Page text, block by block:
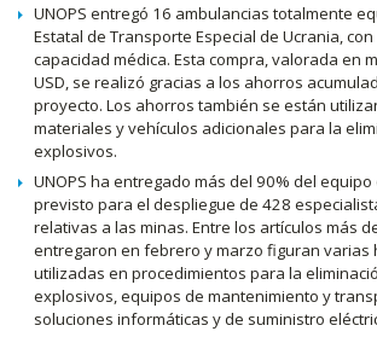
UNOPS entregó 16 ambulancias totalmente
Estatal de Transporte Especial de Ucrania,
capacidad médica. Esta compra, valorada en
USD, se realizó gracias a los ahorros
proyecto. Los ahorros también se están
materiales y vehículos adicionales para la
explosivos.
UNOPS ha entregado más del 90% del
previsto para el despliegue de 428
relativas a las minas. Entre los artículos más
entregaron en febrero y marzo figuran varias
utilizadas en procedimientos para la
explosivos, equipos de mantenimiento y
soluciones informáticas y de suministro